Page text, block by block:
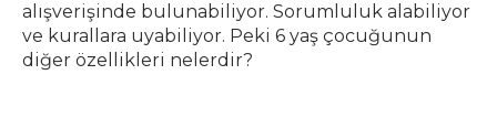
alışverişinde bulunabiliyor. Sorumluluk alabiliyor
ve kurallara uyabiliyor. Peki 6 yaş çocuğunun
diğer özellikleri nelerdir?